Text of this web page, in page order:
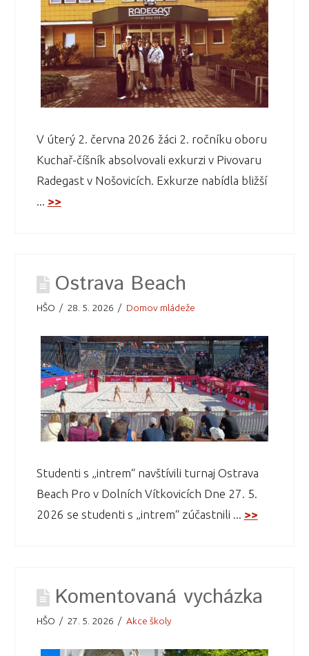
V úterý 2. června 2026 žáci 2. ročníku oboru
Kuchař-číšník absolvovali exkurzi v Pivovaru
Radegast v Nošovicích. Exkurze nabídla bližší
... >>
Ostrava Beach
HŠO 28. 5. 2026 Domov mládeže
Studenti s „intrem“ navštívili turnaj Ostrava
Beach Pro v Dolních Vítkovicích Dne 27. 5.
2026 se studenti s „intrem“ zúčastnili ... >>
Komentovaná vycházka
HŠO 27. 5. 2026 Akce školy